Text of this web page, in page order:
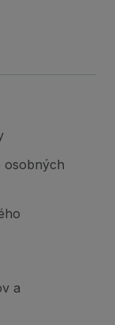
osobných
a